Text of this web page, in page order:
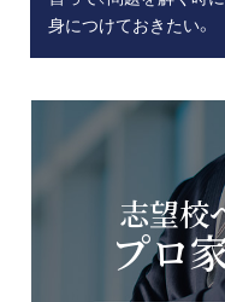
身につけておきたい。
志望校
プロ